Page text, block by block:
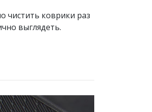
чистить коврики раз
выглядеть.